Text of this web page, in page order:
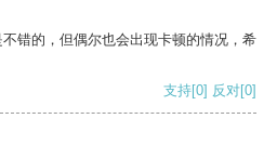
错的，但偶尔也会出现卡顿的情况，希
支持[0] 反对[0]